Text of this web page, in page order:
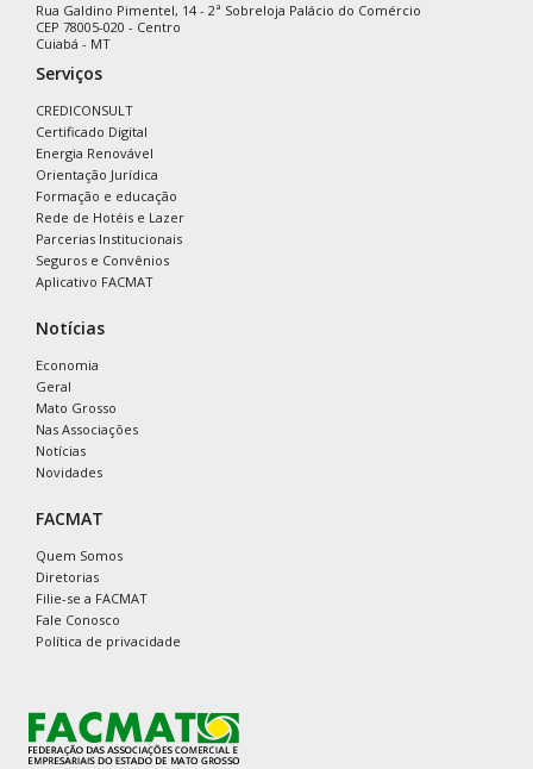
Rua Galdino Pimentel, 14 - 2ª Sobreloja Palácio do Comércio
CEP 78005-020 - Centro
Cuiabá - MT
Serviços
CREDICONSULT
Certificado Digital
Energia Renovável
Orientação Jurídica
Formação e educação
Rede de Hotéis e Lazer
Parcerias Institucionais
Seguros e Convênios
Aplicativo FACMAT
Notícias
Economia
Geral
Mato Grosso
Nas Associações
Notícias
Novidades
FACMAT
Quem Somos
Diretorias
Filie-se a FACMAT
Fale Conosco
Política de privacidade